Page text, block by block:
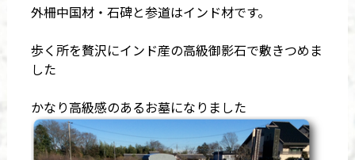
外柵中国材・石碑と参道はインド材です。
歩く所を贅沢にインド産の高級御影石で敷きつめま
した
かなり高級感のあるお墓になりました